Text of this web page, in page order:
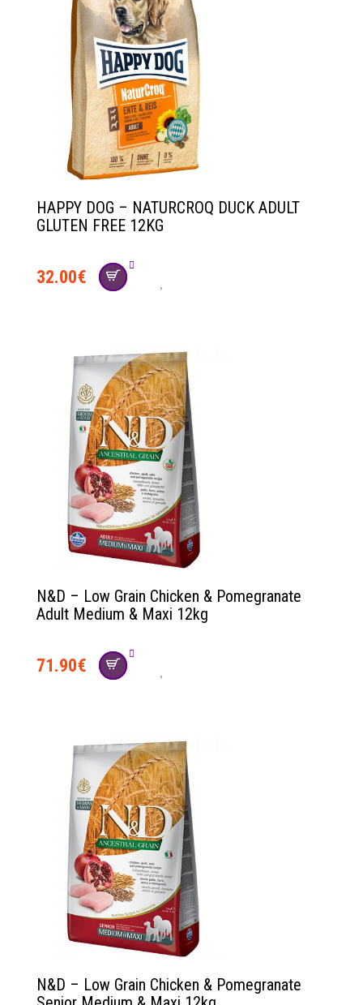
HAPPY DOG – NATURCROQ DUCK ADULT
GLUTEN FREE 12KG
32.00€
N&D – Low Grain Chicken & Pomegranate
Adult Medium & Maxi 12kg
71.90€
N&D – Low Grain Chicken & Pomegranate